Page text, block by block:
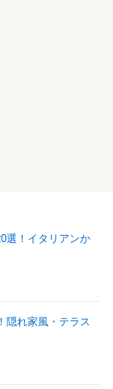
選！イタリアンか
隠れ家風・テラス